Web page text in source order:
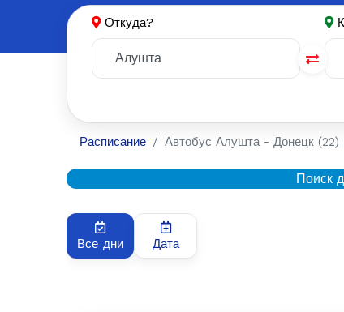
Откуда?
Расписание Автобус Алушта - Донецк (22)
Поиск
Все дни Дата